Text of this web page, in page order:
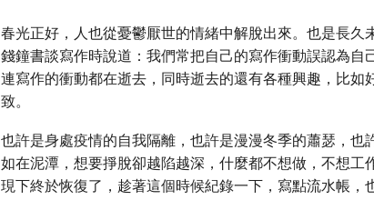
春光正好，人也從憂鬱厭世的情緒中解脫出來。也是長
錢鐘書談寫作時說道：我們常把自己的寫作衝動誤認為
連寫作的衝動都在逝去，同時逝去的還有各種興趣，比
致。
也許是身處疫情的自我隔離，也許是漫漫冬季的蕭瑟，
如在泥潭，想要掙脫卻越陷越深，什麼都不想做，不想
現下終於恢復了，趁著這個時候紀錄一下，寫點流水帳，